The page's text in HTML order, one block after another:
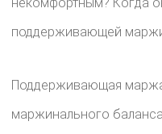
поддерживающей
Поддерживающая
маржинального